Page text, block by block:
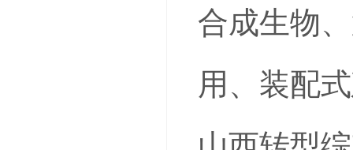
合成生物
用、装配